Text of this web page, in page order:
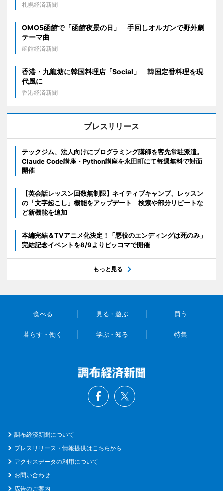
札幌経済新聞
OMO5函館で「函館夜景の日」 手回しオルガンで野外劇
テーマ曲
函館経済新聞
香港・九龍塘に韓国料理店「Social」 韓国定番料理を現
代風に
香港経済新聞
プレスリリース
テックジム、法人向けにプログラミング講師を客先常駐派遣。
Claude Code講座・Python講座を永田町にて毎週無料で対面
開催
【英会話レッスン回数無制限】ネイティブキャンプ、レッスン
の「文字起こし」機能をアップデート 検索や部分リピートな
ど新機能を追加
本編完結＆TVアニメ化決定！「悪役のエンディングは死のみ」
完結記念イベントを8/9よりピッコマで開催
もっと見る
食べる 見る・遊ぶ 買う
暮らす・働く 学ぶ・知る 特集
調布経済新聞について
プレスリリース・情報提供はこちらから
アクセスデータの利用について
お問い合わせ
広告のご案内